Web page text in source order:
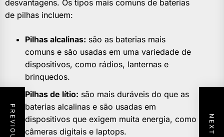
desvantagens. Os tipos mais comuns de baterias
de pilhas incluem:
Pilhas alcalinas: são as baterias mais
comuns e são usadas em uma variedade de
dispositivos, como rádios, lanternas e
brinquedos.
Pilhas de lítio: são mais duráveis ​​do que as
baterias alcalinas e são usadas em
dispositivos que exigem muita energia, como
câmeras digitais e laptops.